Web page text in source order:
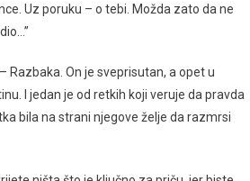
Uz poruku – o tebi. Možda zato da ne
On je sveprisutan, a opet u
I jedan je od retkih koji veruje da pravda
bila na strani njegove želje da razmrsi